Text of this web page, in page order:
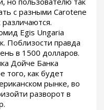
с разными Carotene
Egis Ungaria
Поблизости правда
в 1500 долларов.
Дойче Банка
того, как будет
рынке, во
разворот в